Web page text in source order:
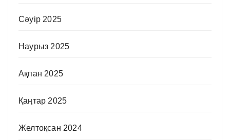
Сәуір 2025
Наурыз 2025
Ақпан 2025
Қаңтар 2025
Желтоқсан 2024